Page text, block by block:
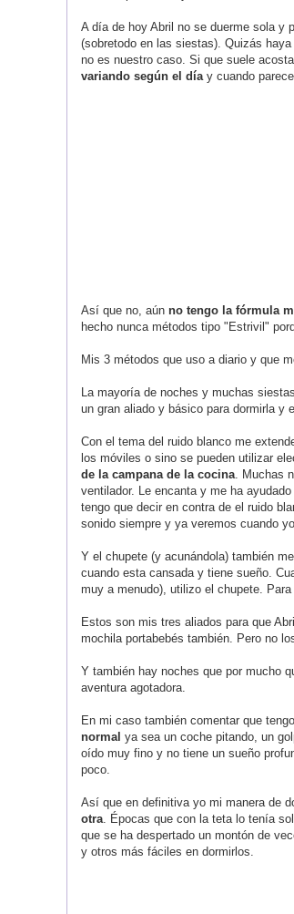
A día de hoy Abril no se duerme sola y
(sobretodo en las siestas). Quizás
no es nuestro caso. Si que suele
variando según el día y cuando
Así que no, aún no tengo la fórmula
hecho nunca métodos tipo "Estrivil"
Mis 3 métodos que uso a diario y que
La mayoría de noches y muchas
un gran aliado y básico para dormirla y
Con el tema del ruido blanco me
los móviles o sino se pueden utilizar
de la campana de la cocina Muchas
ventilador. Le encanta y me ha
tengo que decir en contra de el ruido
sonido siempre y ya veremos cuando
Y el chupete (y acunándola) también
cuando esta cansada y tiene sueño.
muy a menudo), utilizo el chupete.
Estos son mis tres aliados para que
mochila portabebés también. Pero no
Y también hay noches que por mucho
aventura agotadora.
En mi caso también comentar que
normal ya sea un coche pitando, un
oído muy fino y no tiene un sueño
poco.
Así que en definitiva yo mi manera de
otra Épocas que con la teta lo tenía
que se ha despertado un montón de
y otros más fáciles en dormirlos.